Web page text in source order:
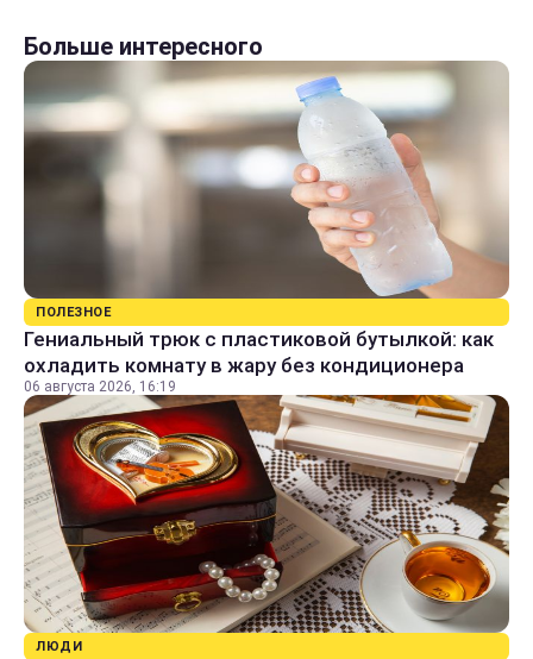
Больше интересного
ПОЛЕЗНОЕ
Гениальный трюк с пластиковой бутылкой: как
охладить комнату в жару без кондиционера
06 августа 2026, 16:19
ЛЮДИ